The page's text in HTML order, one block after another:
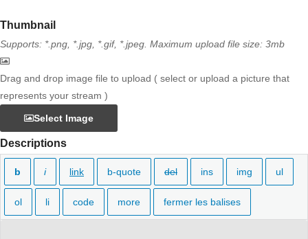
Thumbnail
Supports: *.png, *.jpg, *.gif, *.jpeg. Maximum upload file size: 3mb
Drag and drop image file to upload ( select or upload a picture that
represents your stream )
Select Image
Descriptions